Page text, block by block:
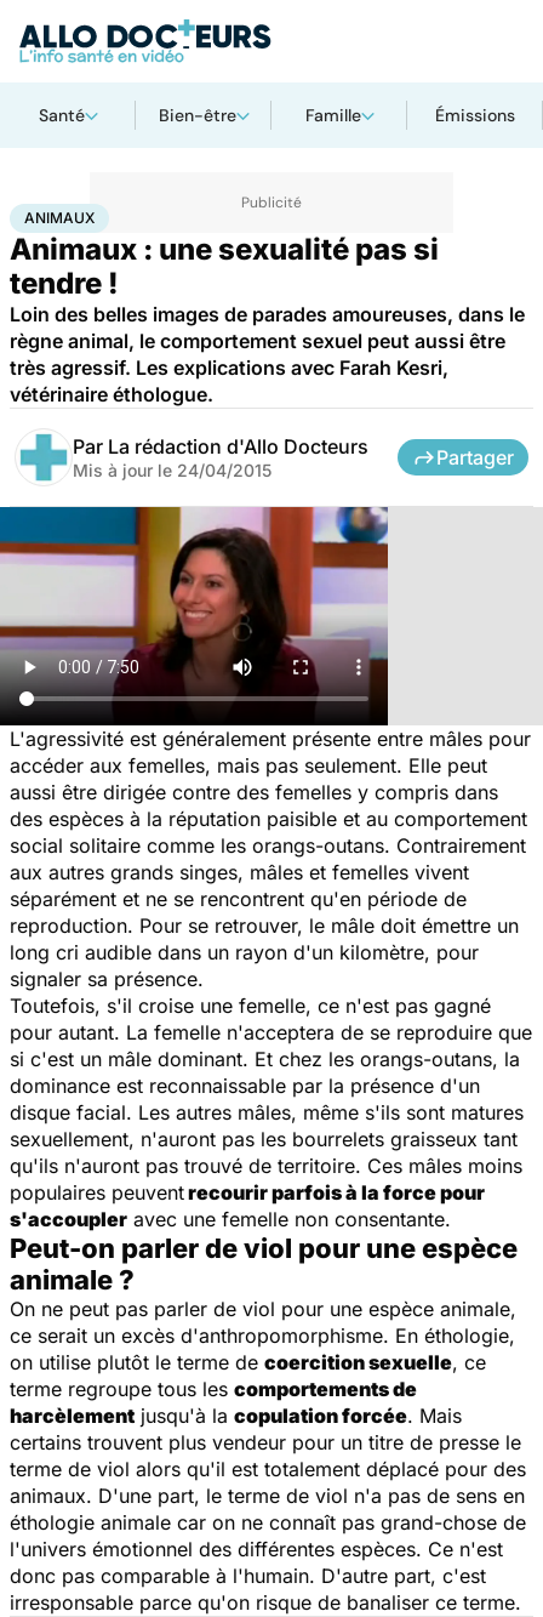
Santé Bien-être Famille Émissions
AccueilBien-être Animaux
ANIMAUX
Animaux : une sexualité pas si
tendre !
Loin des belles images de parades amoureuses, dans le
règne animal, le comportement sexuel peut aussi être
très agressif. Les explications avec Farah Kesri,
vétérinaire éthologue.
Par La rédaction d'Allo Docteurs
Mis à jour le 24/04/2015
Partager
L'agressivité est généralement présente entre mâles pour
accéder aux femelles, mais pas seulement. Elle peut
aussi être dirigée contre des femelles y compris dans
des espèces à la réputation paisible et au comportement
social solitaire comme les orangs-outans. Contrairement
aux autres grands singes, mâles et femelles vivent
séparément et ne se rencontrent qu'en période de
reproduction. Pour se retrouver, le mâle doit émettre un
long cri audible dans un rayon d'un kilomètre, pour
signaler sa présence.
Toutefois, s'il croise une femelle, ce n'est pas gagné
pour autant. La femelle n'acceptera de se reproduire que
si c'est un mâle dominant. Et chez les orangs-outans, la
dominance est reconnaissable par la présence d'un
disque facial. Les autres mâles, même s'ils sont matures
sexuellement, n'auront pas les bourrelets graisseux tant
qu'ils n'auront pas trouvé de territoire. Ces mâles moins
populaires peuventrecourir parfois à la force pour
s'accoupler avec une femelle non consentante.
Peut-on parler de viol pour une espèce
animale ?
On ne peut pas parler de viol pour une espèce animale,
ce serait un excès d'anthropomorphisme. En éthologie,
on utilise plutôt le terme de coercition sexuelle, ce
terme regroupe tous les comportements de
harcèlement jusqu'à la copulation forcée. Mais
certains trouvent plus vendeur pour un titre de presse le
terme de viol alors qu'il est totalement déplacé pour des
animaux. D'une part, le terme de viol n'a pas de sens en
éthologie animale car on ne connaît pas grand-chose de
l'univers émotionnel des différentes espèces. Ce n'est
donc pas comparable à l'humain. D'autre part, c'est
irresponsable parce qu'on risque de banaliser ce terme.